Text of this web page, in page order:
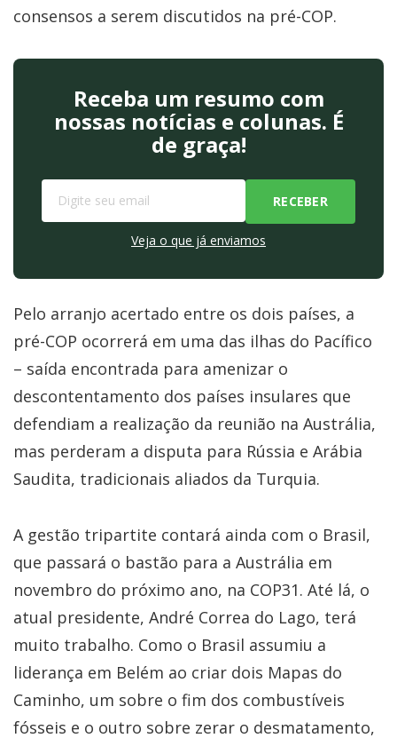
consensos a serem discutidos na pré-COP.
Receba um resumo com
nossas notícias e colunas. É
de graça!
Veja o que já enviamos
Pelo arranjo acertado entre os dois países, a
pré-COP ocorrerá em uma das ilhas do Pacífico
– saída encontrada para amenizar o
descontentamento dos países insulares que
defendiam a realização da reunião na Austrália,
mas perderam a disputa para Rússia e Arábia
Saudita, tradicionais aliados da Turquia.
A gestão tripartite contará ainda com o Brasil,
que passará o bastão para a Austrália em
novembro do próximo ano, na COP31. Até lá, o
atual presidente, André Correa do Lago, terá
muito trabalho. Como o Brasil assumiu a
liderança em Belém ao criar dois Mapas do
Caminho, um sobre o fim dos combustíveis
fósseis e o outro sobre zerar o desmatamento,